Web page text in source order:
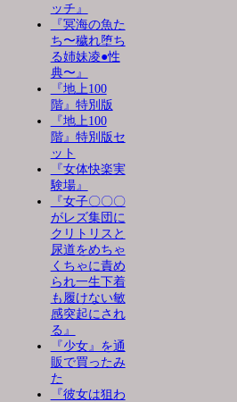
ッチ』
『冥海の魚た
ち〜穢れ堕ち
る姉妹凌●性
典〜』
『地上100
階』特別版
『地上100
階』特別版セ
ット
『女体快楽実
験場』
『女子〇〇〇
がレズ集団に
クリトリスと
尿道をめちゃ
くちゃに責め
られ一生下着
も履けない敏
感突起にされ
る』
『少女』を通
販で買ったみ
た
『彼女は狙わ